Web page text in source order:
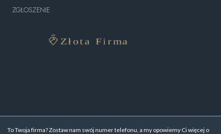
To Twoja firma? Zostaw nam swój numer telefonu, a my opowiemy Ci więcej o
ZGŁOSZENIE